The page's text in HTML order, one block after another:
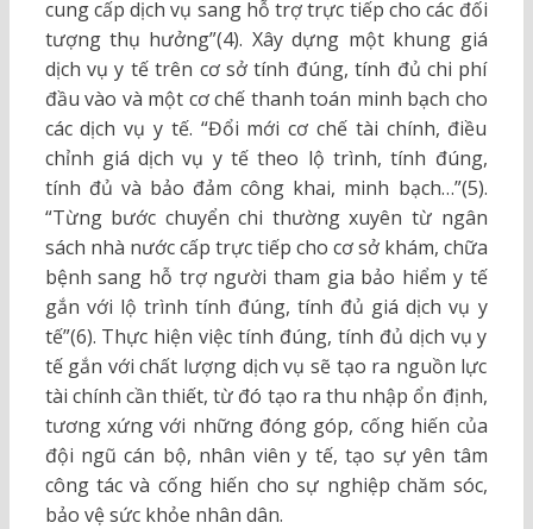
cung cấp dịch vụ sang hỗ trợ trực tiếp cho các đối
tượng thụ hưởng”(4). Xây dựng một khung giá
dịch vụ y tế trên cơ sở tính đúng, tính đủ chi phí
đầu vào và một cơ chế thanh toán minh bạch cho
các dịch vụ y tế. “Đổi mới cơ chế tài chính, điều
chỉnh giá dịch vụ y tế theo lộ trình, tính đúng,
tính đủ và bảo đảm công khai, minh bạch…”(5).
“Từng bước chuyển chi thường xuyên từ ngân
sách nhà nước cấp trực tiếp cho cơ sở khám, chữa
bệnh sang hỗ trợ người tham gia bảo hiểm y tế
gắn với lộ trình tính đúng, tính đủ giá dịch vụ y
tế”(6). Thực hiện việc tính đúng, tính đủ dịch vụ y
tế gắn với chất lượng dịch vụ sẽ tạo ra nguồn lực
tài chính cần thiết, từ đó tạo ra thu nhập ổn định,
tương xứng với những đóng góp, cống hiến của
đội ngũ cán bộ, nhân viên y tế, tạo sự yên tâm
công tác và cống hiến cho sự nghiệp chăm sóc,
bảo vệ sức khỏe nhân dân.